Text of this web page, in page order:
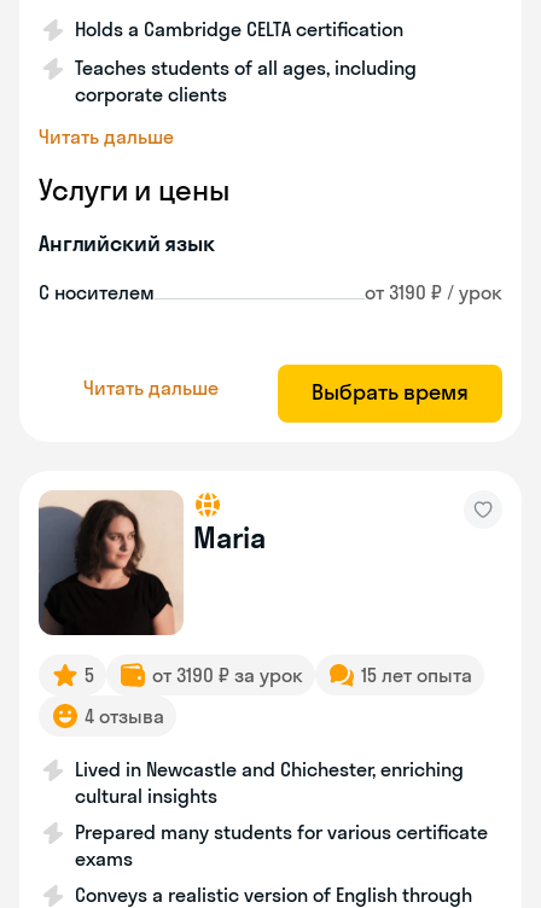
Holds a Cambridge CELTA certification
Teaches students of all ages, including
corporate clients
Читать дальше
Услуги и цены
Английский язык
С носителем от 3190 ₽ / урок
Читать дальше Выбрать время
Maria
5 от 3190 ₽ за урок
15 лет опыта
4 отзыва
Lived in Newcastle and Chichester, enriching
cultural insights
Prepared many students for various certificate
exams
Conveys a realistic version of English through